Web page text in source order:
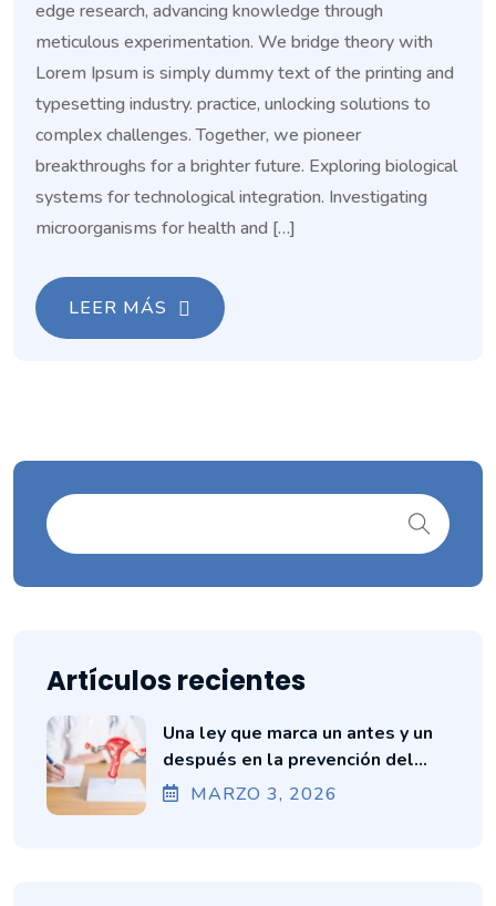
edge research, advancing knowledge through
meticulous experimentation. We bridge theory with
Lorem Ipsum is simply dummy text of the printing and
typesetting industry. practice, unlocking solutions to
complex challenges. Together, we pioneer
breakthroughs for a brighter future. Exploring biological
systems for technological integration. Investigating
microorganisms for health and […]
LEER MÁS
Artículos recientes
Una ley que marca un antes y un
después en la prevención del
cáncer cervicouterino en Ecuador
MARZO 3, 2026